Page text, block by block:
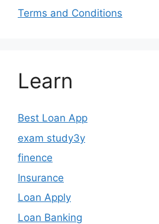
Terms and Conditions
Learn
Best Loan App
exam study3y
finence
Insurance
Loan Apply
Loan Banking